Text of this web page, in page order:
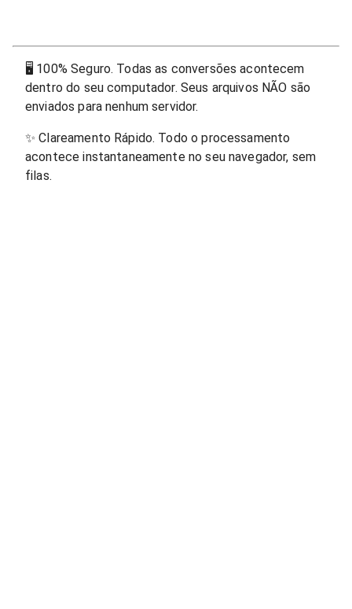
🖥 100% Seguro. Todas as conversões acontecem
dentro do seu computador. Seus arquivos NÃO são
enviados para nenhum servidor.
✨Clareamento Rápido. Todo o processamento
acontece instantaneamente no seu navegador, sem
filas.